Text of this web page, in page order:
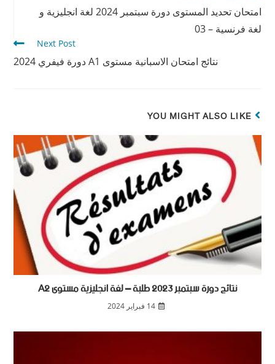
امتحان تحديد المستوى دورة سبتمبر 2024 لغة انجليزية و
لغة فرنسية – 03
Next Post
نتائج امتحان الاسبانية مستوى A1 دورة فيفري 2024
YOU MIGHT ALSO LIKE
نتائج دورة سبتمبر 2023 طلبة – لغة انجليزية مستوى A2
14 فبراير 2024